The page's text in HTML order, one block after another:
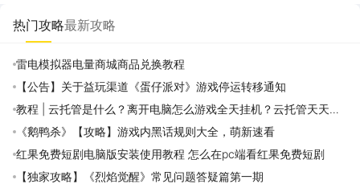
热门攻略最新攻略
雷电模拟器电量商城商品兑换教程
【公告】关于益玩渠道《蛋仔派对》游戏停运转移通知
教程 | 云托管是什么？离开电脑怎么游戏全天挂机？云托管天天免
费领取攻略
《鹅鸭杀》【攻略】游戏内黑话规则大全，萌新速看
红果免费短剧电脑版安装使用教程 怎么在pc端看红果免费短剧
【独家攻略】《烈焰觉醒》常见问题答疑篇第一期